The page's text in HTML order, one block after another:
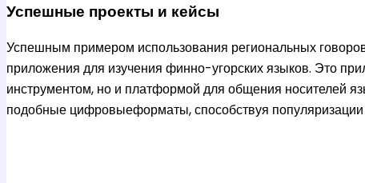
Успешные проекты и кейсы
Успешным примером использования региональных
приложения для изучения финно-угорских языков. Это
инструментом, но и платформой для общения носителей
подобные цифровыеформаты, способствуя